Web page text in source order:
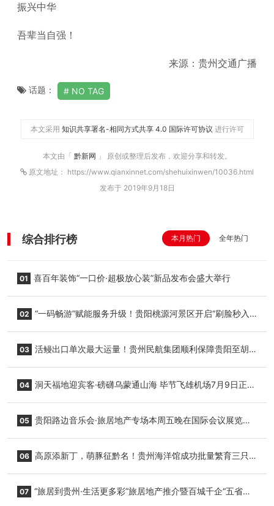
振兴中华
吾辈当自强！
来源：贵州交通广播
话题： NO TAG
本文采用 知识共享署名-相同方式共享 4.0 国际许可协议 进行许可
本文由「 黔新网 」 原创或整理后发布，欢迎分享和转发。
原文地址： https://www.qianxinnet.com/shehuixinwen/10036.html
发布于 2019年9月18日
综合排行榜 本月热门 全年热门
01 喜百年装饰“一口价·超极放心装”新品发布会盛大举行
02 “一码畅游”赋能服务升级！贵阳桃源河景区开启“刷脸秒入
03 活鳗出口单次最大运量！贵州民航集团顺利保障贵阳至胡
04 洞天福地迎宾客·磅礴乌蒙通山海 毕节飞雄机场7月9日正式
05 贵阳路边音乐会·旅居地产专场本周五晚在国际会议展览中
06 高原添新丁，萌豚征黔名！贵州海洋馆成功批量繁育三只
07 “旅居到贵州·生活更多彩”旅居地产推介暨百城千企“五省